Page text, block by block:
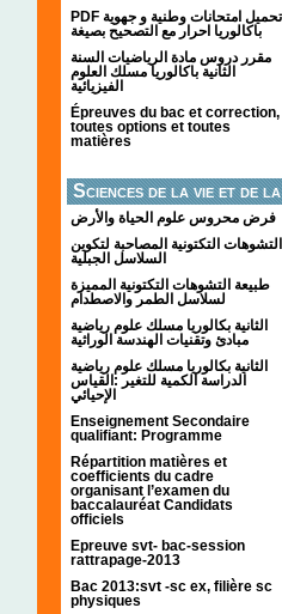
PDF تحميل امتحانات وطنية و جهوية
باكالوريا احرار مع التصحيح بصيغة
مقرر دروس مادة الرياضيات السنة
الثانية باكالوريا مسلك العلوم
الفيزيائية
Épreuves du bac et correction,
toutes options et toutes
matières
Sciences de la vie et de la
terre
فرض محروس علوم الحياة والأرض
التشوهات التكتونیة المصاحبة لتكوین
السلاسل الجبلیة
طبيعة التشوهات التكتونية المميزة
لسلاسل الطمر والاصطدام
الثانية بكالوريا مسلك علوم رياضية
مبادئ وتقنيات الهندسة الوراثية
الثانية بكالوريا مسلك علوم رياضية
الدراسة الكمية للتغير :القياس
الإحيائي
Enseignement Secondaire
qualifiant: Programme
Répartition matières et
coefficients du cadre
organisant l’examen du
baccalauréat Candidats
officiels
Epreuve svt- bac-session
rattrapage-2013
Bac 2013:svt -sc ex, filière sc
physiques